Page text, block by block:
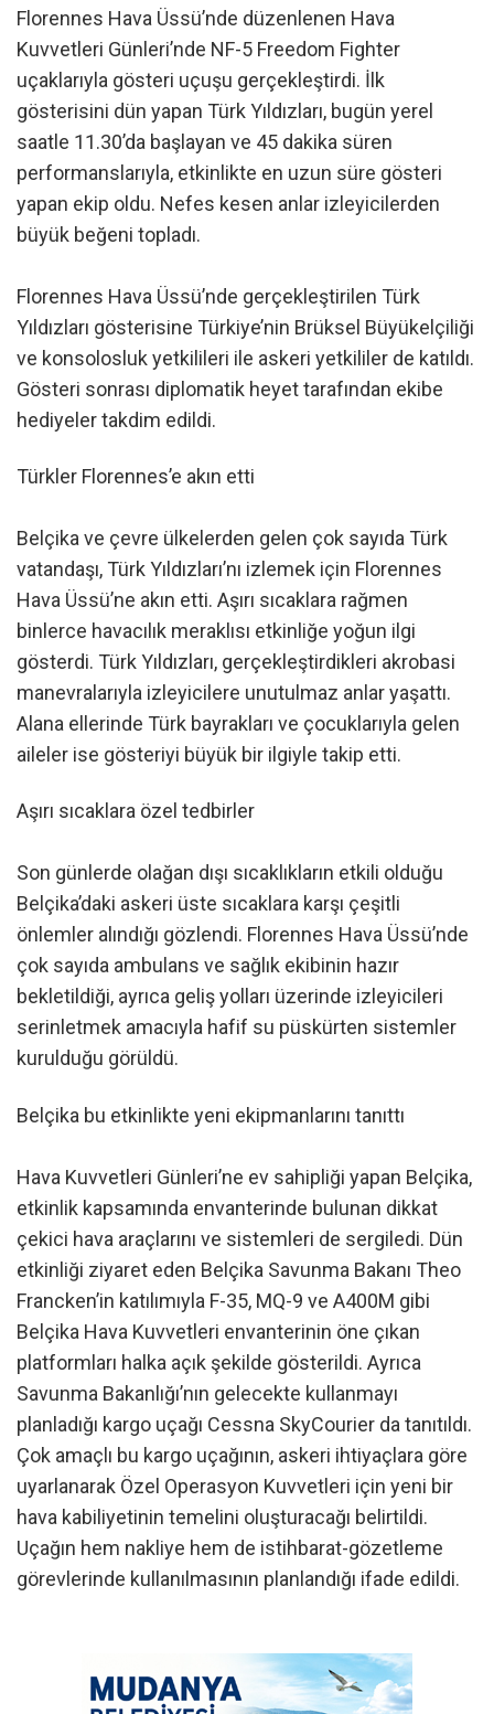
Florennes Hava Üssü’nde düzenlenen Hava
Kuvvetleri Günleri’nde NF-5 Freedom Fighter
uçaklarıyla gösteri uçuşu gerçekleştirdi. İlk
gösterisini dün yapan Türk Yıldızları, bugün yerel
saatle 11.30’da başlayan ve 45 dakika süren
performanslarıyla, etkinlikte en uzun süre gösteri
yapan ekip oldu. Nefes kesen anlar izleyicilerden
büyük beğeni topladı.
Florennes Hava Üssü’nde gerçekleştirilen Türk
Yıldızları gösterisine Türkiye’nin Brüksel Büyükelçiliği
ve konsolosluk yetkilileri ile askeri yetkililer de katıldı.
Gösteri sonrası diplomatik heyet tarafından ekibe
hediyeler takdim edildi.
Türkler Florennes’e akın etti
Belçika ve çevre ülkelerden gelen çok sayıda Türk
vatandaşı, Türk Yıldızları’nı izlemek için Florennes
Hava Üssü’ne akın etti. Aşırı sıcaklara rağmen
binlerce havacılık meraklısı etkinliğe yoğun ilgi
gösterdi. Türk Yıldızları, gerçekleştirdikleri akrobasi
manevralarıyla izleyicilere unutulmaz anlar yaşattı.
Alana ellerinde Türk bayrakları ve çocuklarıyla gelen
aileler ise gösteriyi büyük bir ilgiyle takip etti.
Aşırı sıcaklara özel tedbirler
Son günlerde olağan dışı sıcaklıkların etkili olduğu
Belçika’daki askeri üste sıcaklara karşı çeşitli
önlemler alındığı gözlendi. Florennes Hava Üssü’nde
çok sayıda ambulans ve sağlık ekibinin hazır
bekletildiği, ayrıca geliş yolları üzerinde izleyicileri
serinletmek amacıyla hafif su püskürten sistemler
kurulduğu görüldü.
Belçika bu etkinlikte yeni ekipmanlarını tanıttı
Hava Kuvvetleri Günleri’ne ev sahipliği yapan Belçika,
etkinlik kapsamında envanterinde bulunan dikkat
çekici hava araçlarını ve sistemleri de sergiledi. Dün
etkinliği ziyaret eden Belçika Savunma Bakanı Theo
Francken’in katılımıyla F-35, MQ-9 ve A400M gibi
Belçika Hava Kuvvetleri envanterinin öne çıkan
platformları halka açık şekilde gösterildi. Ayrıca
Savunma Bakanlığı’nın gelecekte kullanmayı
planladığı kargo uçağı Cessna SkyCourier da tanıtıldı.
Çok amaçlı bu kargo uçağının, askeri ihtiyaçlara göre
uyarlanarak Özel Operasyon Kuvvetleri için yeni bir
hava kabiliyetinin temelini oluşturacağı belirtildi.
Uçağın hem nakliye hem de istihbarat-gözetleme
görevlerinde kullanılmasının planlandığı ifade edildi.